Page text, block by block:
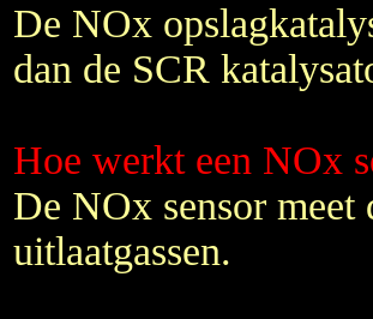
De NOx
dan de SCR
Hoe werkt een NOx
De NOx sensor
uitlaatgassen.